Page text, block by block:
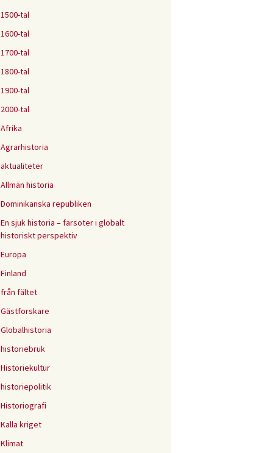
1500-tal
1600-tal
1700-tal
1800-tal
1900-tal
2000-tal
Afrika
Agrarhistoria
aktualiteter
Allmän historia
Dominikanska republiken
En sjuk historia – farsoter i globalt
historiskt perspektiv
Europa
Finland
från fältet
Gästforskare
Globalhistoria
historiebruk
Historiekultur
historiepolitik
Historiografi
Kalla kriget
Klimat